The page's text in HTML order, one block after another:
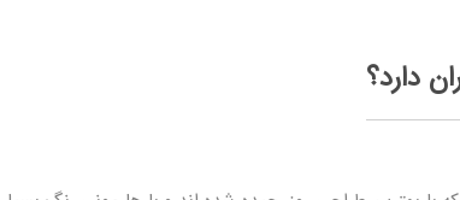
دارد؟